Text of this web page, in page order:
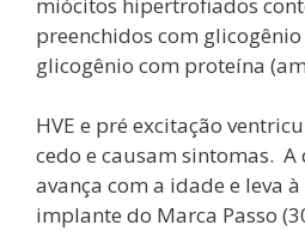
preenchidos com
glicogênio com proteína
HVE e pré excitação
cedo e causam sintomas. A
avança com a idade e leva
implante do Marca Passo